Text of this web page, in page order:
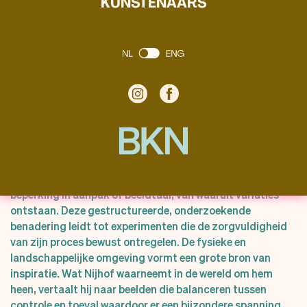
beperking in aanpak of beeldtaal, van waaruit variaties
ontstaan. Deze gestructureerde, onderzoekende
benadering leidt tot experimenten die de zorgvuldigheid
van zijn proces bewust ontregelen. De fysieke en
landschappelijke omgeving vormt een grote bron van
inspiratie. Wat Nijhof waarneemt in de wereld om hem
heen, vertaalt hij naar beelden die balanceren tussen